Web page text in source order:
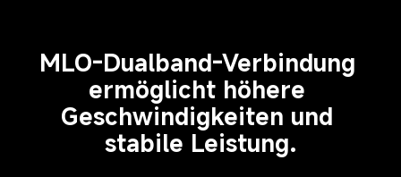
MLO-Dualband-Verbindung
ermöglicht höhere
Geschwindigkeiten und
stabile Leistung.